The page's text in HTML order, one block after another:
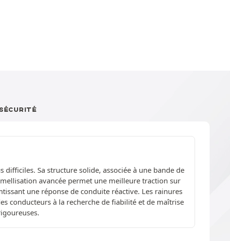
SÉCURITÉ
Sa structure solide, associée à une bande de
avancée permet une meilleure traction sur
une réponse de conduite réactive. Les rainures
conducteurs à la recherche de fiabilité et de maîtrise